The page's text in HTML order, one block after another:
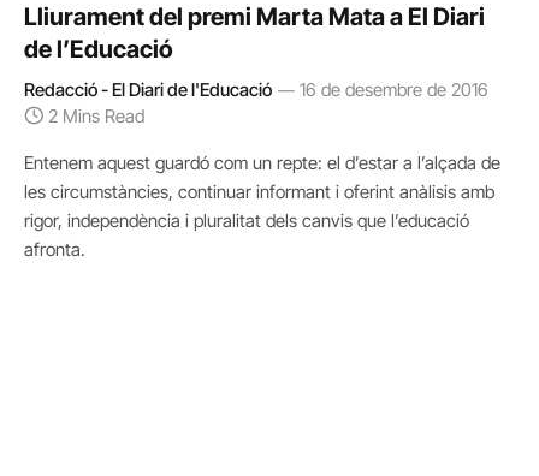
Lliurament del premi Marta Mata a El Diari
de l’Educació
Redacció - El Diari de l'Educació
16 de desembre de 2016
2 Mins Read
Entenem aquest guardó com un repte: el d’estar a l’alçada de
les circumstàncies, continuar informant i oferint anàlisis amb
rigor, independència i pluralitat dels canvis que l’educació
afronta.